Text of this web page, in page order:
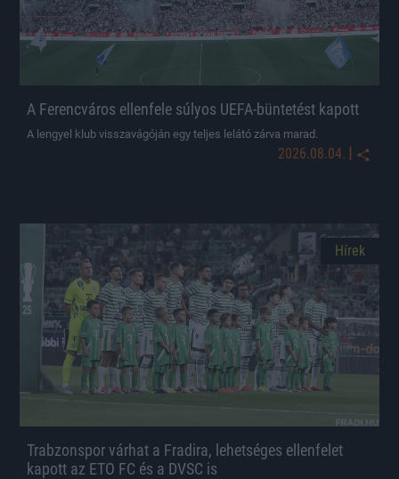
A Ferencváros ellenfele súlyos UEFA-büntetést kapott
A lengyel klub visszavágóján egy teljes lelátó zárva marad.
2026.08.04. |
Hírek
Trabzonspor várhat a Fradira, lehetséges ellenfelet
kapott az ETO FC és a DVSC is